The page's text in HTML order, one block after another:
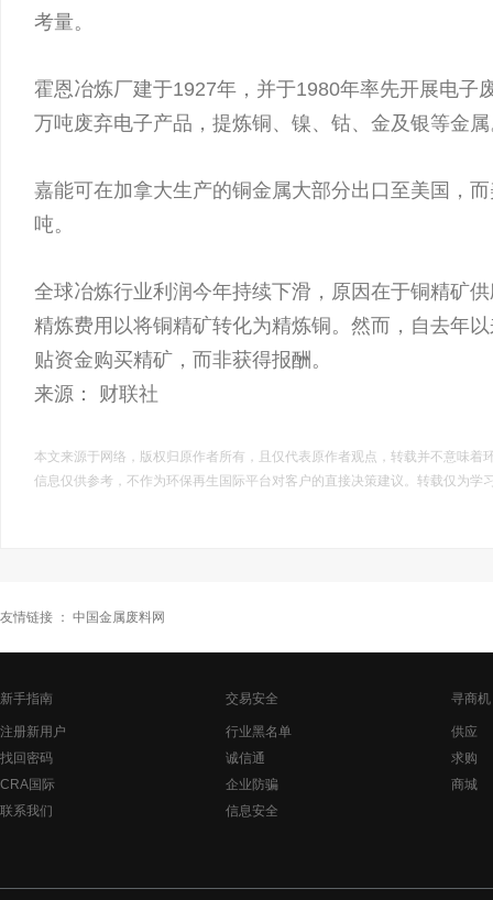
考量。
霍恩冶炼厂建于1927年，并于1980年率先开展电
万吨废弃电子产品，提炼铜、镍、钴、金及银等金
嘉能可在加拿大生产的铜金属大部分出口至美国，
吨。
全球冶炼行业利润今年持续下滑，原因在于铜精矿
精炼费用以将铜精矿转化为精炼铜。然而，自去年
贴资金购买精矿，而非获得报酬。
来源：
财联社
本文来源于网络，版权归原作者所有，且仅代表原作者观点，转载并不意味
信息仅供参考，不作为环保再生国际平台对客户的直接决策建议。转载仅为
友情链接 ： 中国金属废料网
新手指南
注册新用户
找回密码
CRA国际
联系我们
交易安全
行业黑名单
诚信通
企业防骗
信息安全
寻商机
供应
求购
商城